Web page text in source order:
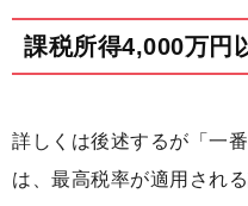
課税所得4,000万円
詳しくは後述するが「一
は、最高税率が適用され